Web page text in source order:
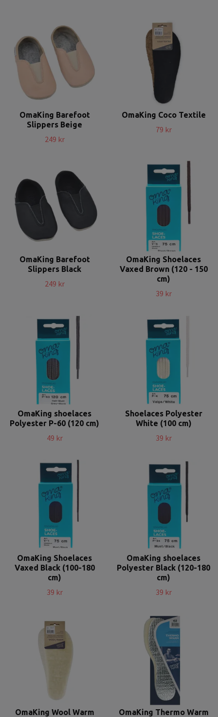
OmaKing Barefoot
Slippers Beige
249 kr
OmaKing Coco Textile
79 kr
OmaKing Barefoot
Slippers Black
249 kr
OmaKing Shoelaces
Vaxed Brown (120 - 150
cm)
39 kr
OmaKing shoelaces
Polyester P-60 (120 cm)
49 kr
Shoelaces Polyester
White (100 cm)
39 kr
OmaKing Shoelaces
Vaxed Black (100-180
cm)
39 kr
OmaKing shoelaces
Polyester Black (120-180
cm)
39 kr
OmaKing Wool Warm OmaKing Thermo Warm